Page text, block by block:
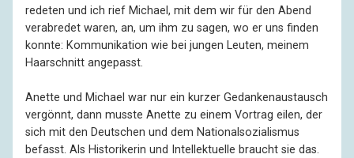
redeten und ich rief Michael, mit dem wir für den Abend
verabredet waren, an, um ihm zu sagen, wo er uns finden
konnte: Kommunikation wie bei jungen Leuten, meinem
Haarschnitt angepasst.
Anette und Michael war nur ein kurzer Gedankenaustausch
vergönnt, dann musste Anette zu einem Vortrag eilen, der
sich mit den Deutschen und dem Nationalsozialismus
befasst. Als Historikerin und Intellektuelle braucht sie das.